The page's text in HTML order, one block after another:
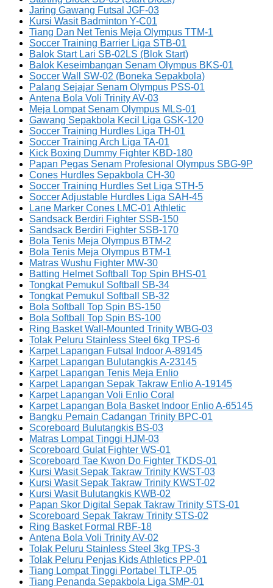
Jaring Gawang Futsal JGF-03
Kursi Wasit Badminton Y-C01
Tiang Dan Net Tenis Meja Olympus TTM-1
Soccer Training Barrier Liga STB-01
Balok Start Lari SB-02LS (Blok Start)
Balok Keseimbangan Senam Olympus BKS-01
Soccer Wall SW-02 (Boneka Sepakbola)
Palang Sejajar Senam Olympus PSS-01
Antena Bola Voli Trinity AV-03
Meja Lompat Senam Olympus MLS-01
Gawang Sepakbola Kecil Liga GSK-120
Soccer Training Hurdles Liga TH-01
Soccer Training Arch Liga TA-01
Kick Boxing Dummy Fighter KBD-180
Papan Pegas Senam Profesional Olympus SBG-9P
Cones Hurdles Sepakbola CH-30
Soccer Training Hurdles Set Liga STH-5
Soccer Adjustable Hurdles Liga SAH-45
Lane Marker Cones LMC-01 Athletic
Sandsack Berdiri Fighter SSB-150
Sandsack Berdiri Fighter SSB-170
Bola Tenis Meja Olympus BTM-2
Bola Tenis Meja Olympus BTM-1
Matras Wushu Fighter MW-30
Batting Helmet Softball Top Spin BHS-01
Tongkat Pemukul Softball SB-34
Tongkat Pemukul Softball SB-32
Bola Softball Top Spin BS-150
Bola Softball Top Spin BS-100
Ring Basket Wall-Mounted Trinity WBG-03
Tolak Peluru Stainless Steel 6kg TPS-6
Karpet Lapangan Futsal Indoor A-89145
Karpet Lapangan Bulutangkis A-23145
Karpet Lapangan Tenis Meja Enlio
Karpet Lapangan Sepak Takraw Enlio A-19145
Karpet Lapangan Voli Enlio Coral
Karpet Lapangan Bola Basket Indoor Enlio A-65145
Bangku Pemain Cadangan Trinity BPC-01
Scoreboard Bulutangkis BS-03
Matras Lompat Tinggi HJM-03
Scoreboard Gulat Fighter WS-01
Scoreboard Tae Kwon Do Fighter TKDS-01
Kursi Wasit Sepak Takraw Trinity KWST-03
Kursi Wasit Sepak Takraw Trinity KWST-02
Kursi Wasit Bulutangkis KWB-02
Papan Skor Digital Sepak Takraw Trinity STS-01
Scoreboard Sepak Takraw Trinity STS-02
Ring Basket Formal RBF-18
Antena Bola Voli Trinity AV-02
Tolak Peluru Stainless Steel 3kg TPS-3
Tolak Peluru Penjas Kids Athletics PP-01
Tiang Lompat Tinggi Portabel TLTP-05
Tiang Penanda Sepakbola Liga SMP-01